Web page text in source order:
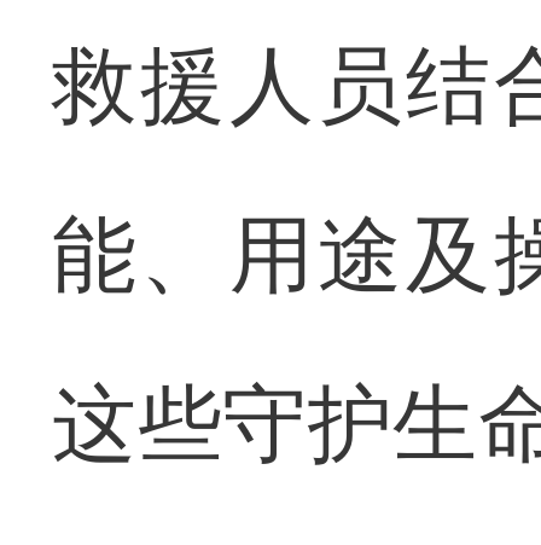
救援人员结
能、用途及
这些守护生